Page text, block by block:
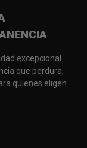
excepcional.
que perdura,
quienes eligen